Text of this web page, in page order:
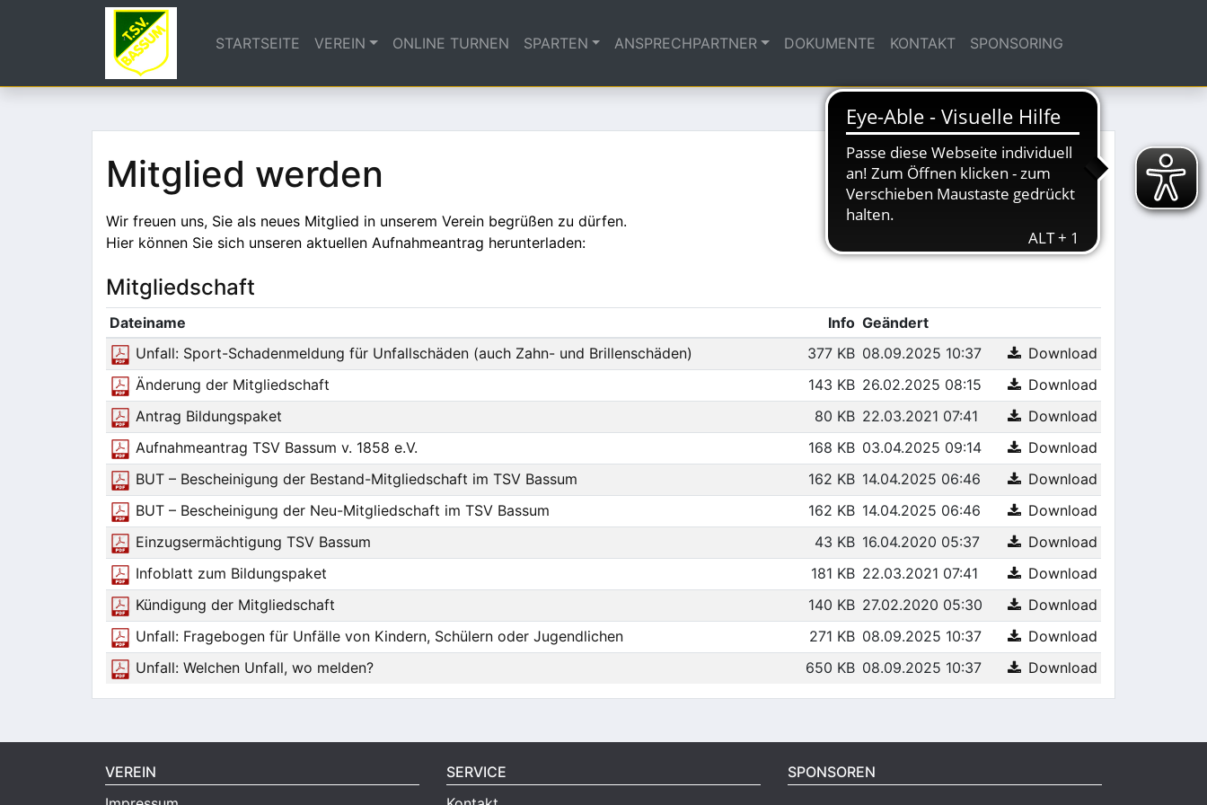
STARTSEITE VEREIN ONLINE TURNEN SPARTEN ANSPRECHPARTNER DOKUMENTE KONTAKT SPONSORING
Mitglied werden
Wir freuen uns, Sie als neues Mitglied in unserem Verein begrüßen zu dürfen.
Hier können Sie sich unseren aktuellen Aufnahmeantrag herunterladen:
Mitgliedschaft
Dateiname Info Geändert
Unfall: Sport-Schadenmeldung für Unfallschäden (auch Zahn- und Brillenschäden)
377 KB 08.09.2025 10:37
Download
Änderung der Mitgliedschaft
143 KB 26.02.2025 08:15
Download
Antrag Bildungspaket
80 KB 22.03.2021 07:41
Download
Aufnahmeantrag TSV Bassum v. 1858 e.V.
168 KB 03.04.2025 09:14
Download
BUT – Bescheinigung der Bestand-Mitgliedschaft im TSV Bassum
162 KB 14.04.2025 06:46
Download
BUT – Bescheinigung der Neu-Mitgliedschaft im TSV Bassum
162 KB 14.04.2025 06:46
Download
Einzugsermächtigung TSV Bassum
43 KB 16.04.2020 05:37
Download
Infoblatt zum Bildungspaket
181 KB 22.03.2021 07:41
Download
Kündigung der Mitgliedschaft
140 KB 27.02.2020 05:30
Download
Unfall: Fragebogen für Unfälle von Kindern, Schülern oder Jugendlichen
271 KB 08.09.2025 10:37
Download
Unfall: Welchen Unfall, wo melden?
650 KB 08.09.2025 10:37 Download
VEREIN
SERVICE
SPONSOREN